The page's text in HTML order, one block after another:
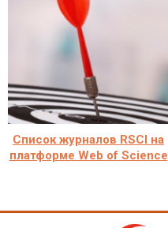
Cписок журналов RSCI на
платформе Web of Science